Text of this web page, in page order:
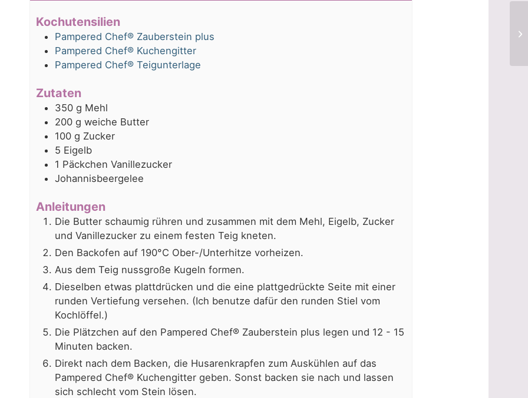
Kochutensilien
Pampered Chef® Zauberstein plus
Pampered Chef® Kuchengitter
Pampered Chef® Teigunterlage
Zutaten
350 g Mehl
200 g weiche Butter
100 g Zucker
5 Eigelb
1 Päckchen Vanillezucker
Johannisbeergelee
Anleitungen
Die Butter schaumig rühren und zusammen mit dem Mehl, Eigelb, Zucker
und Vanillezucker zu einem festen Teig kneten.
Den Backofen auf 190°C Ober-/Unterhitze vorheizen.
Aus dem Teig nussgroße Kugeln formen.
Dieselben etwas plattdrücken und die eine plattgedrückte Seite mit einer
runden Vertiefung versehen. (Ich benutze dafür den runden Stiel vom
Kochlöffel.)
Die Plätzchen auf den Pampered Chef® Zauberstein plus legen und 12 - 15
Minuten backen.
Direkt nach dem Backen, die Husarenkrapfen zum Auskühlen auf das
Pampered Chef® Kuchengitter geben. Sonst backen sie nach und lassen
sich schlecht vom Stein lösen.